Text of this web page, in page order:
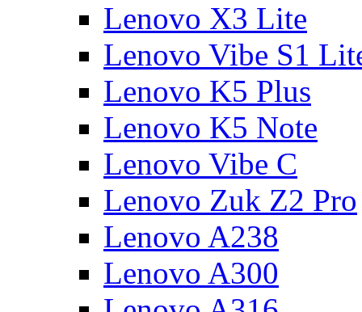
Lenovo X3 Lite
Lenovo Vibe S1
Lenovo K5 Plus
Lenovo K5 Note
Lenovo Vibe C
Lenovo Zuk Z2 Pro
Lenovo A238
Lenovo A300